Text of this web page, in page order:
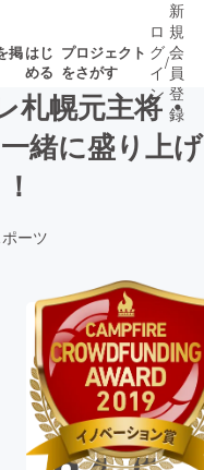
掲はじ
める
プロジェクト
をさがす
終了が近いプ
ェクト
音楽
ゲーム・サ
書籍・雑誌
ロ
グ
イ
ン
/
新
規
会
員
登
録
札幌元主将・
緒に盛り上げ
ーツ
現在の支援総
額
14,1